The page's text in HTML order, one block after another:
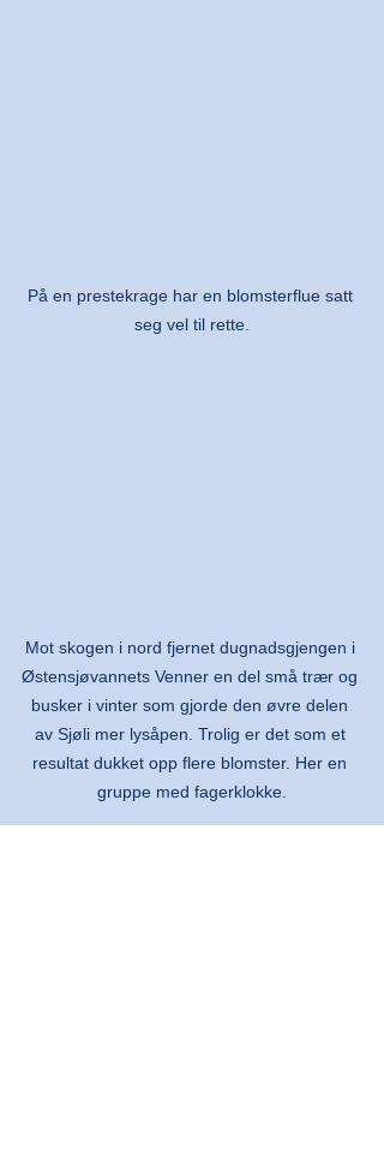
På en prestekrage har en blomsterflue satt
seg vel til rette.
Mot skogen i nord fjernet dugnadsgjengen i
Østensjøvannets Venner en del små trær og
busker i vinter som gjorde den øvre delen
av Sjøli mer lysåpen. Trolig er det som et
resultat dukket opp flere blomster. Her en
gruppe med fagerklokke.